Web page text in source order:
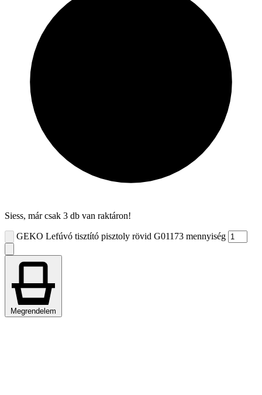
Siess, már csak 3 db van raktáron!
GEKO Lefúvó tisztító pisztoly rövid G01173 mennyiség
Megrendelem